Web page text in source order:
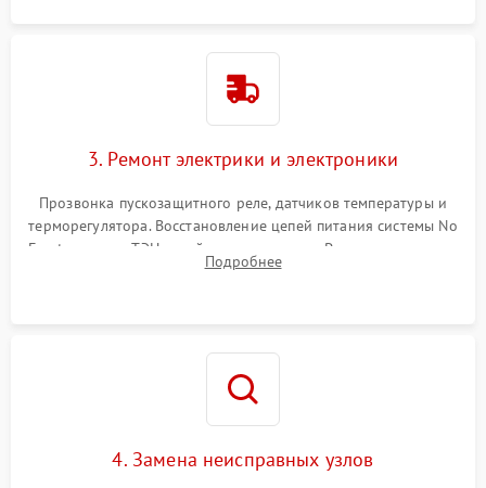
3. Ремонт электрики и электроники
Прозвонка пускозащитного реле, датчиков температуры и
терморегулятора. Восстановление цепей питания системы No
Frost, включая ТЭН оттайки и вентилятор. Ремонт или замена
платы управления при сбоях алгоритмов.
Подробнее
4. Замена неисправных узлов